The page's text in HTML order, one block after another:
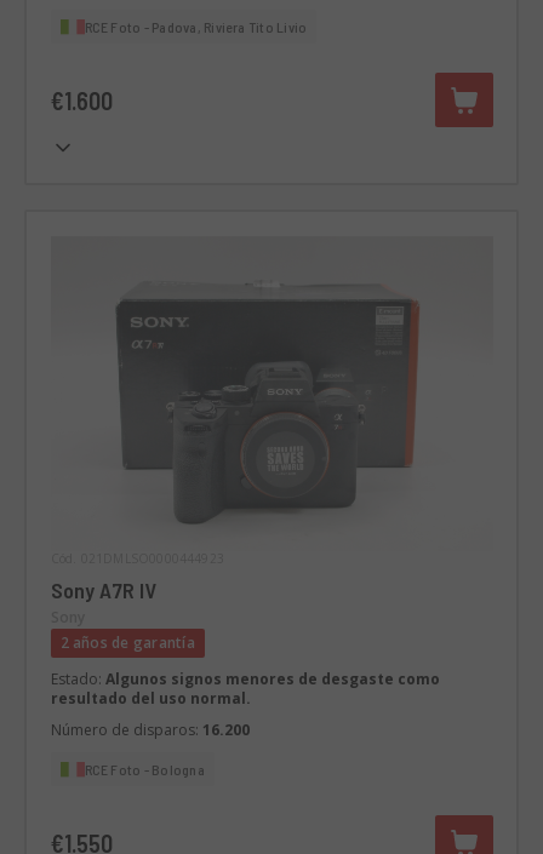
RCE Foto - Padova, Riviera Tito Livio
€1.600
Sony A7R IV
2 años de garantía
Estado: Algunos signos menores de desgaste como
resultado del uso normal.
Número de disparos: 16.200
RCE Foto - Bologna
€1.550